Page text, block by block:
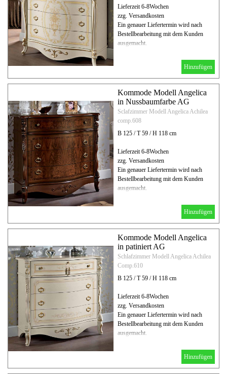
Lieferzeit 6-8Wochen
zzg. Versandkosten
Ein genauer Liefertermin wird nach
Bestellbearbeitung mit dem Kunden
ausgemacht.
Hinzufügen
Kommode Modell Angelica
in Nussbaumfarbe AG
Sclafzimmer Modell Angelica Achilea
comp.608
B 125 / T 59 / H 118 cm
Lieferzeit 6-8Wochen
zzg. Versandkosten
Ein genauer Liefertermin wird nach
Bestellbearbeitung mit dem Kunden
ausgemacht.
Hinzufügen
Kommode Modell Angelica
in patiniert AG
Schlafzimmer Modell Angelica Achilea
Comp.610
B 125 / T 59 / H 118 cm
Lieferzeit 6-8Wochen
zzg. Versandkosten
Ein genauer Liefertermin wird nach
Bestellbearbeitung mit dem Kunden
ausgemacht.
Hinzufügen